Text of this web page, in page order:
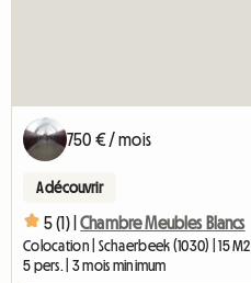
750 € / mois
A découvrir
5 (1) | Chambre Meubles Blancs
Colocation | Schaerbeek (1030) | 15 M2
5 pers. | 3 mois minimum